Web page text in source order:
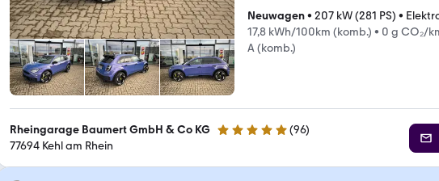
Neuwagen• 207 kW (281 PS) •
17,8 kWh/100km (komb.) • 0 g CO₂/
A (komb.)
Rheingarage Baumert GmbH & Co KG 4.9 Sterne (96)
77694 Kehl am Rhein